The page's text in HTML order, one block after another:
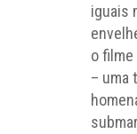
iguais
o
– uma